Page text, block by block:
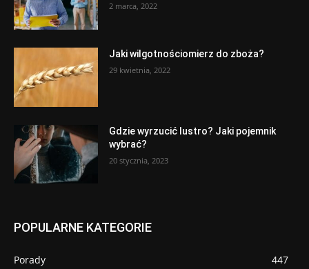
2 marca, 2022
Jaki wilgotnościomierz do zboża?
29 kwietnia, 2022
Gdzie wyrzucić lustro? Jaki pojemnik
wybrać?
20 stycznia, 2023
POPULARNE KATEGORIE
Porady
447